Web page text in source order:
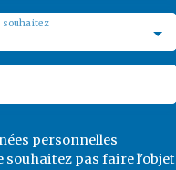
souhaitez
personnelles
souhaitez pas faire l'objet